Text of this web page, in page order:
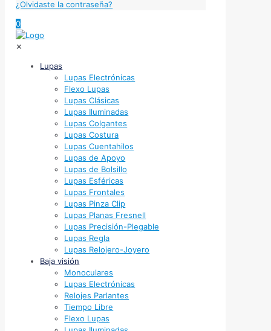
¿Olvidaste la contraseña?
0
✕
Lupas
Lupas Electrónicas
Flexo Lupas
Lupas Clásicas
Lupas Iluminadas
Lupas Colgantes
Lupas Costura
Lupas Cuentahilos
Lupas de Apoyo
Lupas de Bolsillo
Lupas Esféricas
Lupas Frontales
Lupas Pinza Clip
Lupas Planas Fresnell
Lupas Precisión-Plegable
Lupas Regla
Lupas Relojero-Joyero
Baja visión
Monoculares
Lupas Electrónicas
Relojes Parlantes
Tiempo Libre
Flexo Lupas